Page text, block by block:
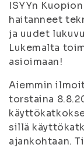
ISYYn
haitanneet
ja uudet
Lukemalta
asioimaan!
Aiemmin
torstaina
sillä
ajankohtaan.